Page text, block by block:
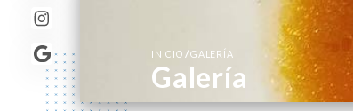
INICIO/GALERÍA
Galería